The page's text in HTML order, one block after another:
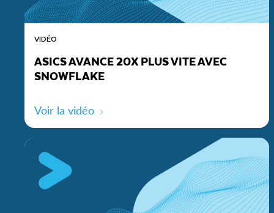
VIDÉO
ASICS AVANCE 20X PLUS VITE AVEC
SNOWFLAKE
Voir la vidéo